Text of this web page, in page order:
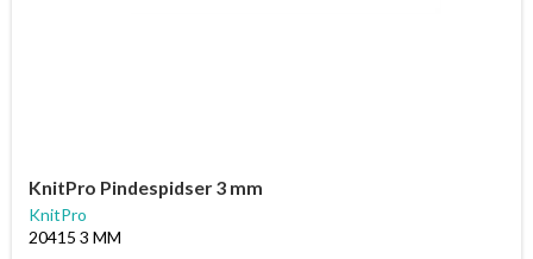
KnitPro Pindespidser 3 mm
KnitPro
20415 3 MM